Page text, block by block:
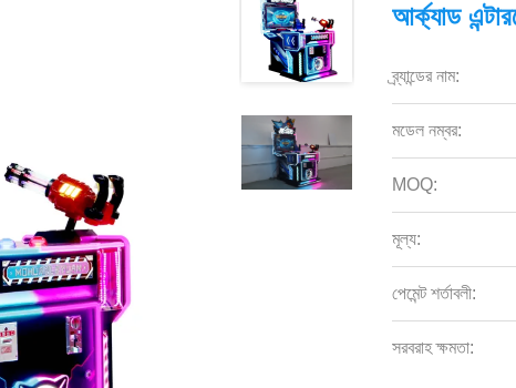
আর্ক্যাড
ব্র্যান্ডের নাম:
মডেল নম্বর:
MOQ:
মূল্য:
পেমেন্ট শর্তাবলী:
সরবরাহ ক্ষমতা: